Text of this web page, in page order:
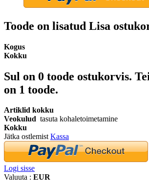
Toode on lisatud Lisa
Kogus
Kokku
Sul on 0 toode ostukorvis.
on 1 toode.
Artiklid kokku
Veokulud tasuta kohaletoimetamine
Kokku
Jätka ostlemistKassa
Logi sisse
Valuuta : EUR